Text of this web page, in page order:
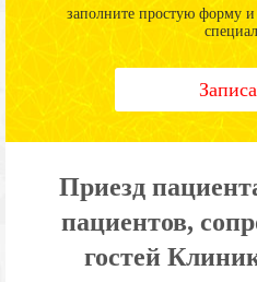
заполните простую форму
Приезд
пациентов,
гостей